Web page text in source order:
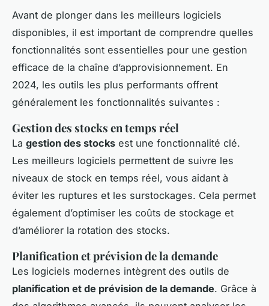
Avant de plonger dans les meilleurs logiciels
disponibles, il est important de comprendre quelles
fonctionnalités sont essentielles pour une gestion
efficace de la chaîne d’approvisionnement. En
2024, les outils les plus performants offrent
généralement les fonctionnalités suivantes :
Gestion des stocks en temps réel
La gestion des stocks est une fonctionnalité clé.
Les meilleurs logiciels permettent de suivre les
niveaux de stock en temps réel, vous aidant à
éviter les ruptures et les surstockages. Cela permet
également d’optimiser les coûts de stockage et
d’améliorer la rotation des stocks.
Planification et prévision de la demande
Les logiciels modernes intègrent des outils de
planification et de prévision de la demande. Grâce à